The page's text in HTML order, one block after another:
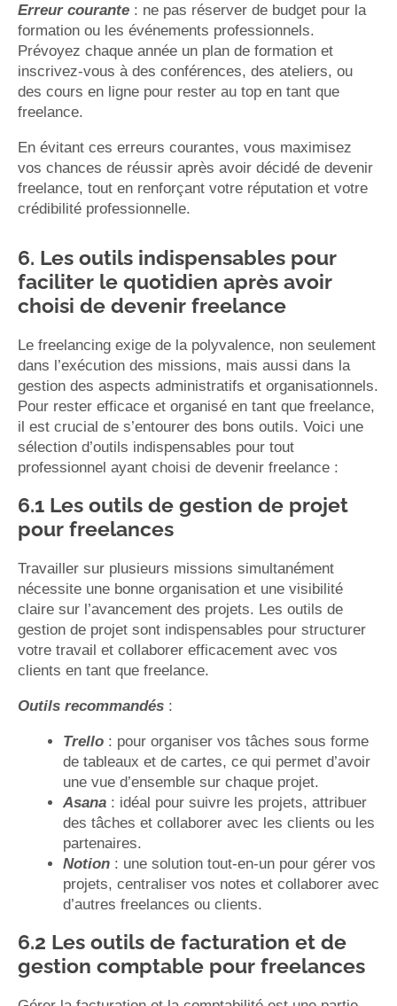
Erreur courante : ne pas réserver de budget pour la
formation ou les événements professionnels.
Prévoyez chaque année un plan de formation et
inscrivez-vous à des conférences, des ateliers, ou
des cours en ligne pour rester au top en tant que
freelance.
En évitant ces erreurs courantes, vous maximisez
vos chances de réussir après avoir décidé de devenir
freelance, tout en renforçant votre réputation et votre
crédibilité professionnelle.
6. Les outils indispensables pour
faciliter le quotidien après avoir
choisi de devenir freelance
Le freelancing exige de la polyvalence, non seulement
dans l’exécution des missions, mais aussi dans la
gestion des aspects administratifs et organisationnels.
Pour rester efficace et organisé en tant que freelance,
il est crucial de s’entourer des bons outils. Voici une
sélection d’outils indispensables pour tout
professionnel ayant choisi de devenir freelance :
6.1 Les outils de gestion de projet
pour freelances
Travailler sur plusieurs missions simultanément
nécessite une bonne organisation et une visibilité
claire sur l’avancement des projets. Les outils de
gestion de projet sont indispensables pour structurer
votre travail et collaborer efficacement avec vos
clients en tant que freelance.
Outils recommandés :
Trello : pour organiser vos tâches sous forme
de tableaux et de cartes, ce qui permet d’avoir
une vue d’ensemble sur chaque projet.
Asana : idéal pour suivre les projets, attribuer
des tâches et collaborer avec les clients ou les
partenaires.
Notion : une solution tout-en-un pour gérer vos
projets, centraliser vos notes et collaborer avec
d’autres freelances ou clients.
6.2 Les outils de facturation et de
gestion comptable pour freelances